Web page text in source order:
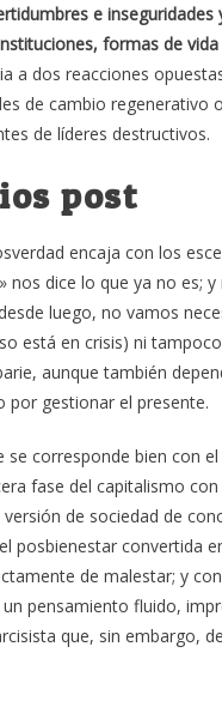
e inseguridades
formas de
a dos reacciones
de cambio regenerativo
de líderes destructivos.
post
encaja con los
nos dice lo que ya no es;
luego, no vamos
está en crisis) ni
aunque también
por gestionar el presente.
se corresponde bien con
fase del capitalismo
de sociedad de
posbienestar convertida
de malestar; y
pensamiento fluido,
que, sin embargo,